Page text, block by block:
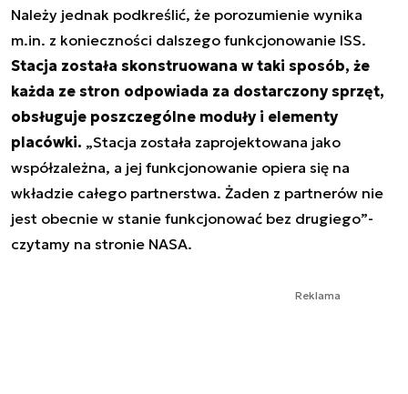
Należy jednak podkreślić, że porozumienie wynika
m.in. z konieczności dalszego funkcjonowanie ISS.
Stacja została skonstruowana w taki sposób, że
każda ze stron odpowiada za dostarczony sprzęt,
obsługuje poszczególne moduły i elementy
placówki. „Stacja została zaprojektowana jako
współzależna, a jej funkcjonowanie opiera się na
wkładzie całego partnerstwa. Żaden z partnerów nie
jest obecnie w stanie funkcjonować bez drugiego”-
czytamy na stronie NASA.
Reklama